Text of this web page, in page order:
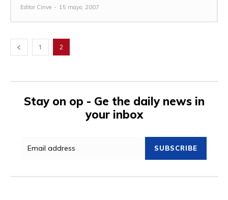
Editor Cinve - 15 mayo, 2007
1 2
Stay on op - Ge the daily news in
your inbox
SUBSCRIBE